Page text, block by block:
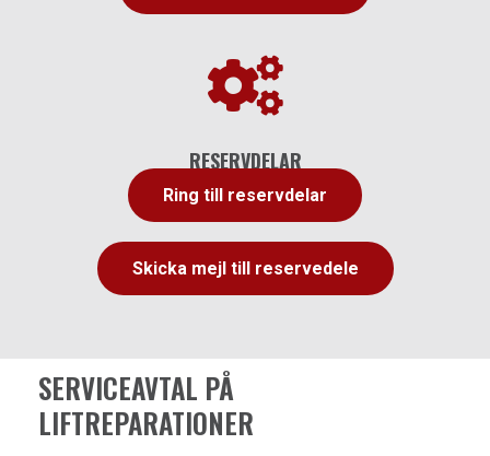

RESERVDELAR
Ring till reservdelar
Skicka mejl till reservedele
SERVICEAVTAL PÅ
LIFTREPARATIONER